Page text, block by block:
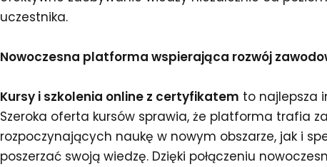
uczestnika.
Nowoczesna platforma wspierająca rozwój
Kursy i szkolenia online z certyfikatem to najlepsza
Szeroka oferta kursów sprawia, że platforma trafia
rozpoczynających naukę w nowym obszarze, jak i
poszerzać swoją wiedzę. Dzięki połączeniu